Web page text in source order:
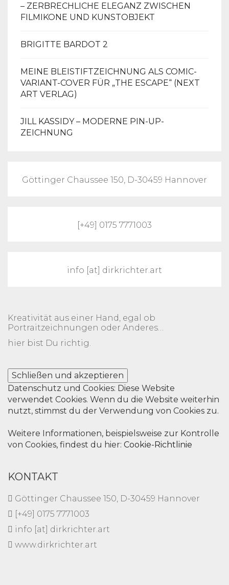
– ZERBRECHLICHE ELEGANZ ZWISCHEN
FILMIKONE UND KUNSTOBJEKT
BRIGITTE BARDOT 2
MEINE BLEISTIFTZEICHNUNG ALS COMIC-
VARIANT-COVER FÜR „THE ESCAPE“ (NEXT
ART VERLAG)
JILL KASSIDY – MODERNE PIN-UP-
ZEICHNUNG
Göttinger Chaussee 150, D-30459 Hannover
[+49] 0175 7771003
info [at] dirkrichter.art
Kreativität aus einer Hand, egal ob
Portraitzeichnungen oder Anderes…
hier bist Du richtig.
Datenschutz und Cookies: Diese Website
verwendet Cookies. Wenn du die Website weiterhin
nutzt, stimmst du der Verwendung von Cookies zu.
Weitere Informationen, beispielsweise zur Kontrolle
von Cookies, findest du hier: Cookie-Richtlinie
KONTAKT
Göttinger Chaussee 150, D-30459 Hannover
[+49] 0175 7771003
info [at] dirkrichter.art
www.dirkrichter.art